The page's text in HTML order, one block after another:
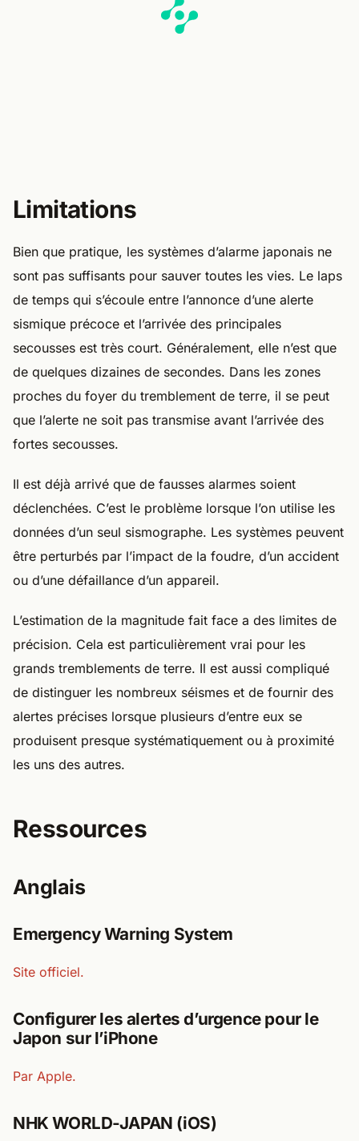
Limitations
Bien que pratique, les systèmes d’alarme japonais ne
sont pas suffisants pour sauver toutes les vies. Le laps
de temps qui s’écoule entre l’annonce d’une alerte
sismique précoce et l’arrivée des principales
secousses est très court. Généralement, elle n’est que
de quelques dizaines de secondes. Dans les zones
proches du foyer du tremblement de terre, il se peut
que l’alerte ne soit pas transmise avant l’arrivée des
fortes secousses.
Il est déjà arrivé que de fausses alarmes soient
déclenchées. C’est le problème lorsque l’on utilise les
données d’un seul sismographe. Les systèmes peuvent
être perturbés par l’impact de la foudre, d’un accident
ou d’une défaillance d’un appareil.
L’estimation de la magnitude fait face a des limites de
précision. Cela est particulièrement vrai pour les
grands tremblements de terre. Il est aussi compliqué
de distinguer les nombreux séismes et de fournir des
alertes précises lorsque plusieurs d’entre eux se
produisent presque systématiquement ou à proximité
les uns des autres.
Ressources
Anglais
Emergency Warning System
Site officiel.
Configurer les alertes d’urgence pour le
Japon sur l’iPhone
Par Apple.
NHK WORLD-JAPAN (iOS)